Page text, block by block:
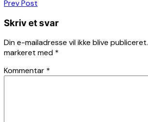
Indlægsnavigation
Prev Post
Skriv et svar
Din e-mailadresse vil ikke blive publiceret.
markeret med *
Kommentar *